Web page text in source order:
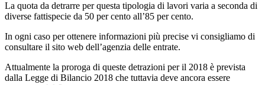
La quota da detrarre per questa tipologia di lavori varia a seconda di
diverse fattispecie da 50 per cento all’85 per cento.
In ogni caso per ottenere informazioni più precise vi consigliamo di
consultare il sito web dell’agenzia delle entrate.
Attualmente la proroga di queste detrazioni per il 2018 è prevista
dalla Legge di Bilancio 2018 che tuttavia deve ancora essere